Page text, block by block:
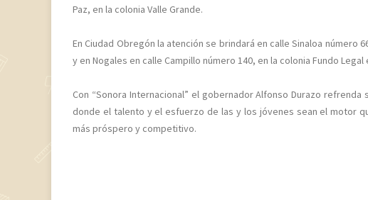
Paz, en la colonia Valle Grande.
En Ciudad Obregón la atención se brindará en calle Sinaloa número
y en Nogales en calle Campillo número 140, en la colonia Fundo
Con “Sonora Internacional” el gobernador Alfonso Durazo
donde el talento y el esfuerzo de las y los jóvenes sean el motor
más próspero y competitivo.